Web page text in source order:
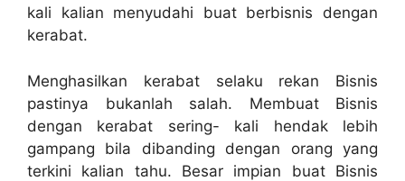
kali kalian menyudahi buat berbisnis dengan
kerabat.
Menghasilkan kerabat selaku rekan Bisnis
pastinya bukanlah salah. Membuat Bisnis
dengan kerabat sering- kali hendak lebih
gampang bila dibanding dengan orang yang
terkini kalian tahu. Besar impian buat Bisnis